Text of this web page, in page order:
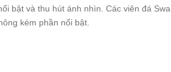
bật và thu hút ánh nhìn. Các viên đá
kém phần nổi bật.